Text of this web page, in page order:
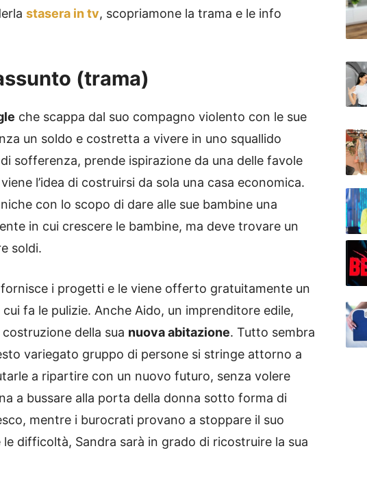
stasera in tv, scopriamone la trama e le info
(trama)
che scappa dal suo compagno violento con le sue
un soldo e costretta a vivere in uno squallido
sofferenza, prende ispirazione da una delle favole
l’idea di costruirsi da sola una casa economica.
con lo scopo di dare alle sue bambine una
in cui crescere le bambine, ma deve trovare un
soldi.
i progetti e le viene offerto gratuitamente un
fa le pulizie. Anche Aido, un imprenditore edile,
della sua nuova abitazione. Tutto sembra
variegato gruppo di persone si stringe attorno a
a ripartire con un nuovo futuro, senza volere
a bussare alla porta della donna sotto forma di
mentre i burocrati provano a stoppare il suo
difficoltà, Sandra sarà in grado di ricostruire la sua